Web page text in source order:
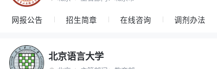
网报公告 招生简章 在线咨询 调剂办法
北京语言大学